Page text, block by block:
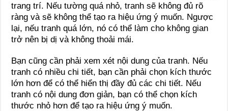
trang trí. Nếu tường quá nhỏ, tranh sẽ không đủ rõ
ràng và sẽ không thể tạo ra hiệu ứng ý muốn. Ngược
lại, nếu tranh quá lớn, nó có thể làm cho không gian
trở nên bị dị và không thoải mái.
Bạn cũng cần phải xem xét nội dung của tranh. Nếu
tranh có nhiều chi tiết, bạn cần phải chọn kích thước
lớn hơn để có thể hiển thị đầy đủ các chi tiết. Nếu
tranh có nội dung đơn giản, bạn có thể chọn kích
thước nhỏ hơn để tạo ra hiệu ứng ý muốn.